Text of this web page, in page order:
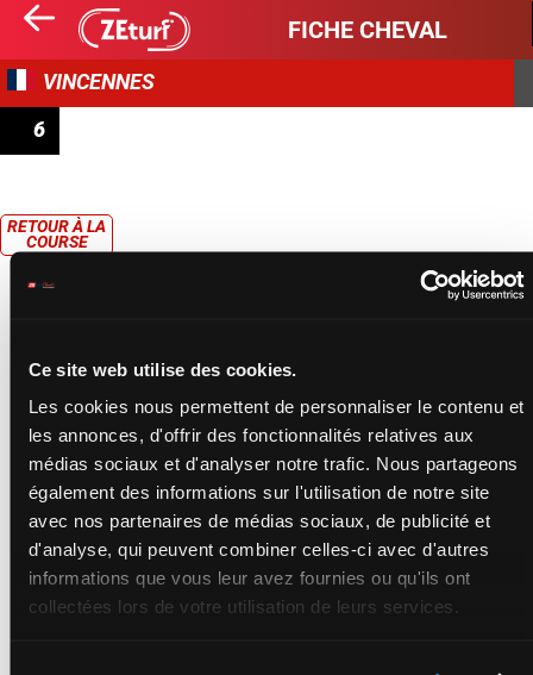
Ce site web utilise des cookies.
Les cookies nous permettent de personnaliser le contenu et
les annonces, d'offrir des fonctionnalités relatives aux
médias sociaux et d'analyser notre trafic. Nous partageons
également des informations sur l'utilisation de notre site
avec nos partenaires de médias sociaux, de publicité et
d'analyse, qui peuvent combiner celles-ci avec d'autres
informations que vous leur avez fournies ou qu'ils ont
collectées lors de votre utilisation de leurs services.
FICHE CHEVAL
VINCENNES
6
RETOUR À LA
COURSE